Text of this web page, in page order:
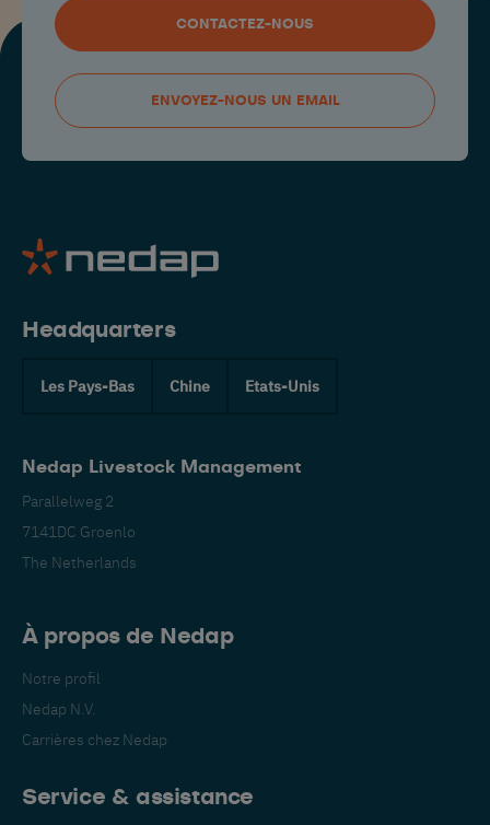
CONTACTEZ-NOUS
ENVOYEZ-NOUS UN EMAIL
Headquarters
Les Pays-Bas Chine Etats-Unis
Nedap Livestock Management
Parallelweg 2
7141DC Groenlo
The Netherlands
À propos de Nedap
Notre profil
Nedap N.V.
Carrières chez Nedap
Service & assistance